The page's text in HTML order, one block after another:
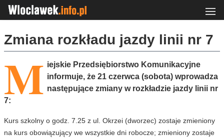
Zmiana rozkładu jazdy linii nr 7
M iejskie Przedsiębiorstwo Komunikacyjne
informuje, że 21 czerwca (sobota) wprowadza
następujące zmiany w rozkładzie jazdy linii nr
7:
Kurs szkolny o godz. 7.25 z ul. Okrzei (dworzec) zostaje zmieniony
na kurs obowiązujący we wszystkie dni robocze; zmieniony zostaje